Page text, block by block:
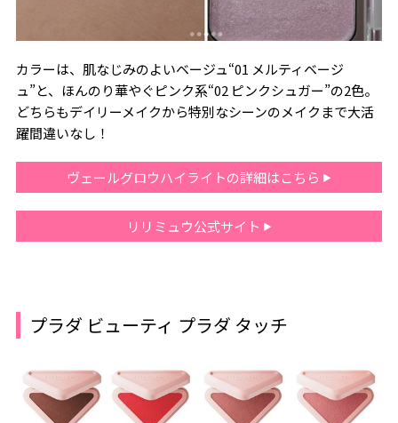
カラーは、肌なじみのよいベージュ“01 メルティベージ
ュ”と、ほんのり華やぐピンク系“02 ピンクシュガー”の2色。
どちらもデイリーメイクから特別なシーンのメイクまで大活
躍間違いなし！
ヴェールグロウハイライトの詳細はこちら
リリミュウ公式サイト
プラダ ビューティ プラダ タッチ